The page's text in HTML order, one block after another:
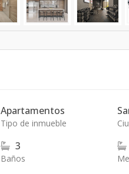
Apartamentos
Tipo de inmueble
3
Baños